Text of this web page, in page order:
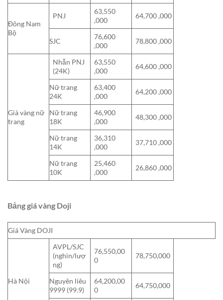
Đông Nam
Bộ
PNJ
63,550
,000
64,700 ,000
SJC
76,600
,000
78,800 ,000
Giá vàng nữ
trang
Nhẫn PNJ
(24K)
63,550
,000
64,600 ,000
Nữ trang
24K
63,400
,000
64,200 ,000
Nữ trang
18K
46,900
,000
48,300 ,000
Nữ trang
14K
36,310
,000
37,710 ,000
Nữ trang
10K
25,460
,000
26,860 ,000
Bảng giá vàng Doji
Giá Vàng DOJI
Hà Nội
AVPL/SJC
(nghìn/lượ
ng)
76,550,00
0
78,750,000
Nguyên liêu
9999 (99.9)
64,200,00
0
64,750,000